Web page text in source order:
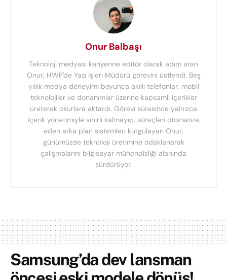
Onur Balbaşı
Teknoloji medyası kariyerine editör olarak adım atan
Onur, HWP'de Yazı İşleri Müdürü görevini üstlendi. Beş
yıllık medya deneyimi boyunca akıllı telefonlar, mobil
teknolojiler ve donanımlar üzerine kapsamlı içerikler
üreterek okurlara aktardı. Görevi süresince yalnızca
içerik yönetimiyle sınırlı kalmayıp, süreçleri otomatize
eden arka plan sistemleri kurgulayan Onur,
günümüzde teknoloji üretimine odaklanarak
çalışmalarını bilgisayar mühendisliği alanında
sürdürüyor.
Samsung’da dev lansman